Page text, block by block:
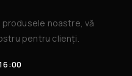
produsele noastre, vă
pentru clienți.​